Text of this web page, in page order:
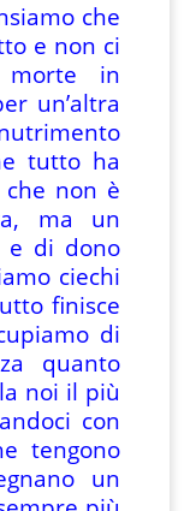
che
e non ci
morte in
un’altra
tutto ha
non è
ma un
e di dono
ciechi
finisce
di
quanto
noi il più
con
tengono
un